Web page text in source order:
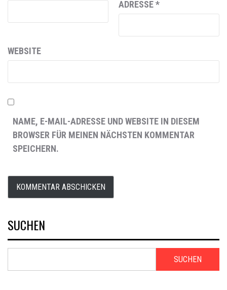
ADRESSE*
WEBSITE
NAME, E-MAIL-ADRESSE UND WEBSITE IN DIESEM
BROWSER FÜR MEINEN NÄCHSTEN KOMMENTAR
SPEICHERN.
SUCHEN
SUCHEN